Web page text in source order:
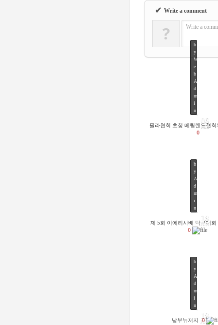
✔ Write a comment
? Write a
06
FEB
b
y
W
e
b
A
d
m
i
n
필라협회 초청 메릴랜드협
0
18
JUN
b
y
A
d
m
i
n
제 5회 이에리사배 탁구대회
0
18
JUN
b
y
A
d
m
i
n
남부뉴저지 0